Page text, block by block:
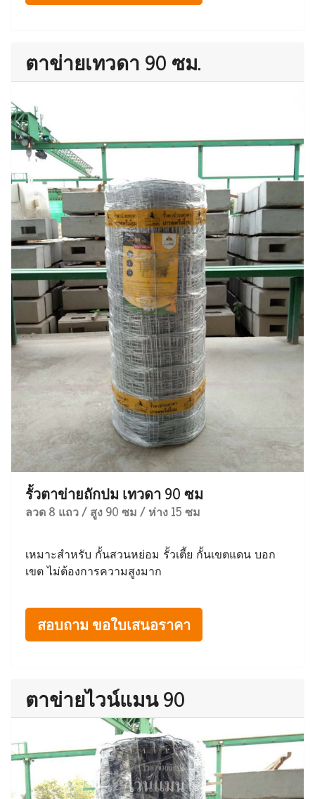
ตาข่ายเทวดา 90 ซม.
รั้วตาข่ายถักปม เทวดา 90 ซม
ลวด 8 แถว / สูง 90 ซม / ห่าง 15 ซม
เหมาะสำหรับ กั้นสวนหย่อม รั้วเตี้ย กั้นเขตแดน บอก
เขต ไม่ต้องการความสูงมาก
สอบถาม ขอใบเสนอราคา
ตาข่ายไวน์แมน 90